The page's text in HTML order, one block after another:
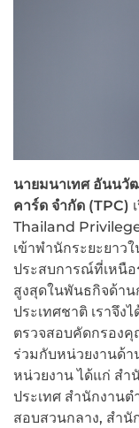
นายมนาเทศ อันนวั
คาร์ด จำกัด (TPC)
Thailand
เข้าพำนักระยะยาว
ประสบการณ์ที่เหนือ
สูงสุดในพันธกิจด้า
ประเทศชาติ เราจึง
ตรวจสอบคัดกรอง
ร่วมกับหน่วยงานด้
หน่วยงาน ได้แก่ สำ
ประเทศ สำนักงาน
สอบสวนกลาง, สำนั